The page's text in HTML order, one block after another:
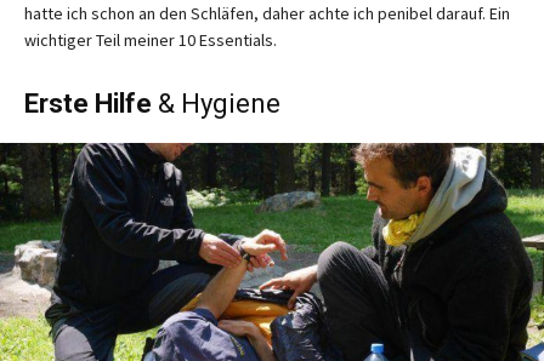
hatte ich schon an den Schläfen, daher achte ich penibel darauf. Ein
wichtiger Teil meiner 10 Essentials.
Erste Hilfe & Hygiene